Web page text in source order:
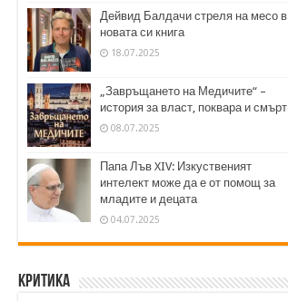
Дейвид Балдачи стреля на месо в
новата си книга
18.07.2025
„Завръщането на Медичите“ –
история за власт, поквара и смърт
08.07.2025
Папа Лъв XIV: Изкуственият
интелект може да е от помощ за
младите и децата
04.07.2025
Критика